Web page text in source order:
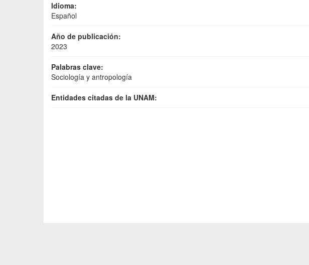
Idioma:
Español
Año de publicación:
2023
Palabras clave:
Sociología y antropología
Entidades citadas de la UNAM: